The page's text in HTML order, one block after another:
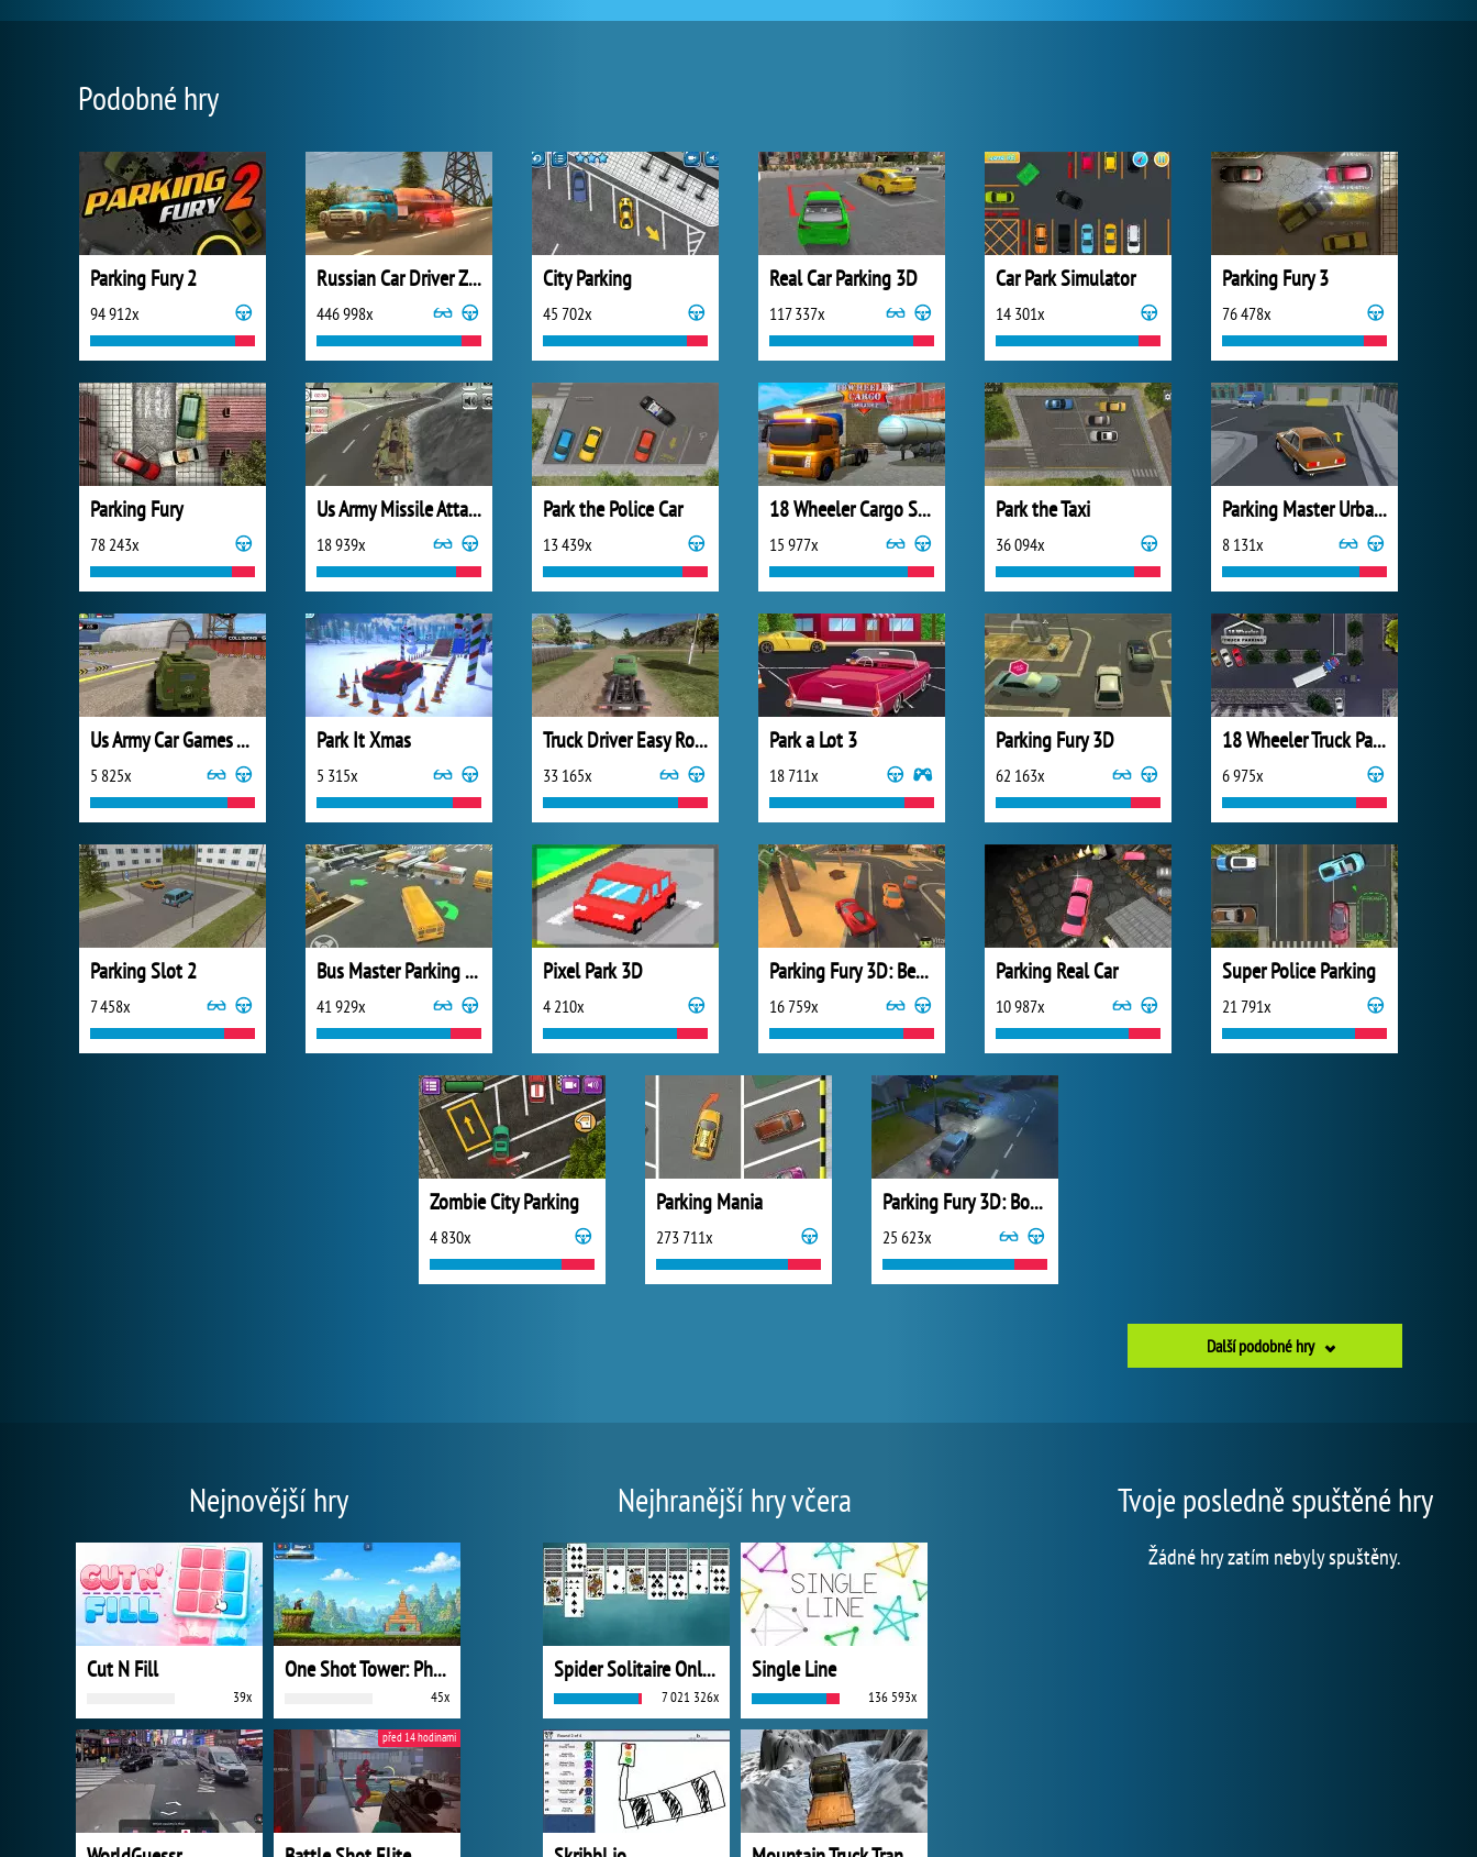
Podobné hry
Parking Fury 2
94 912x
Russian Car Driver ZIL 130
446 998x
City Parking
45 702x
Real Car Parking 3D
117 337x
Car Park Simulator
14 301x
Parking Fury 3
76 478x
Parking Fury
78 243x
Us Army Missile Attack Army Truck Driving
18 939x
Park the Police Car
13 439x
18 Wheeler Cargo Simulator 2
15 977x
Park the Taxi
36 094x
Parking Master Urban Challenges
8 131x
Us Army Car Games Truck Driving
5 825x
Park It Xmas
5 315x
Truck Driver Easy Road
33 165x
Park a Lot 3
18 711x
Parking Fury 3D
62 163x
18 Wheeler Truck Parking
6 975x
Parking Slot 2
7 458x
Bus Master Parking 3D
41 929x
Pixel Park 3D
4 210x
Parking Fury 3D: Beach City
16 759x
Parking Real Car
10 987x
Super Police Parking
21 791x
Zombie City Parking
4 830x
Parking Mania
273 711x
Parking Fury 3D: Bounty Hunter
25 623x
Další podobné hry
Nejnovější hry
Cut N Fill
39x
One Shot Tower: Physics Destroyer
45x
před 14 hodinami
Nejhranější hry včera
Spider Solitaire Online
7 021 326x
Single Line
136 593x
Tvoje posledně spuštěné hry
Žádné hry zatím nebyly spuštěny.